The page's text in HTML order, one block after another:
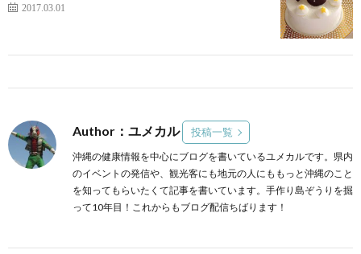
2017.03.01
Author：ユメカル 投稿一覧
沖縄の健康情報を中心にブログを書いているユメカルです。県内
のイベントの発信や、観光客にも地元の人にももっと沖縄のこと
を知ってもらいたくて記事を書いています。手作り島ぞうりを掘
って10年目！これからもブログ配信ちばります！